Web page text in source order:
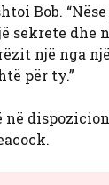
Bob.
sekrete dhe
një nga
për ty.”
dispozicion